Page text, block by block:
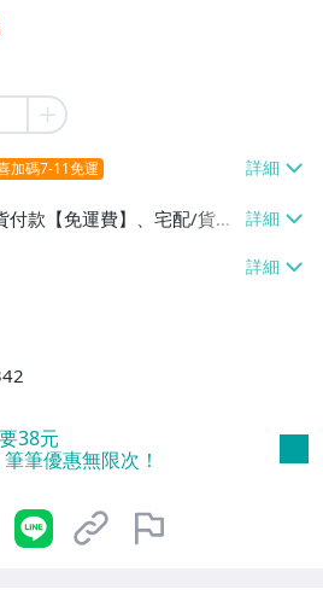
加碼7-11免運
付款【免運費】、宅配/貨運
38元
筆優惠無限次！